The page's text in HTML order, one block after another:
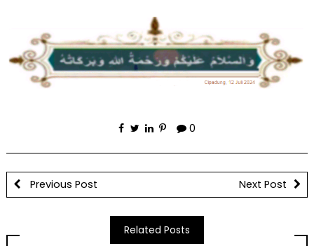
0
Previous Post Next Post
Related Posts